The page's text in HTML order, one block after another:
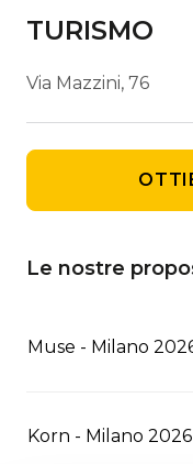
TURISMO
Via Mazzini, 76
Le nostre
Muse - Milano
Korn - Milano 2026